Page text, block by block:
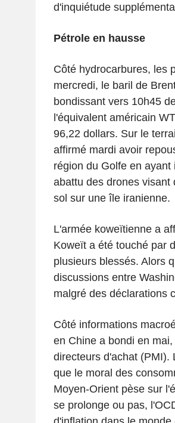
d'inquiétude
Pétrole en hausse
Côté hydrocarbures, les
mercredi, le baril de
bondissant vers 10h45
l'équivalent américain
96,22 dollars. Sur le
affirmé mardi avoir
région du Golfe en
abattu des drones visant
sol sur une île iranienne.
L'armée koweïtienne a
Koweït a été touché par
plusieurs blessés. Alors
discussions entre
malgré des déclarations
Côté informations
en Chine a bondi en
directeurs d'achat (PMI).
que le moral des
Moyen-Orient pèse sur
se prolonge ou pas,